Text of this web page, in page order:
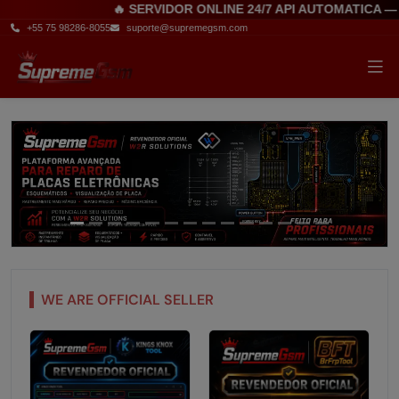
🔥 SERVIDOR ONLINE 24/7 API AUTOMATICA —
+55 75 98286-8055 suporte@supremegsm.com
WE ARE OFFICIAL SELLER